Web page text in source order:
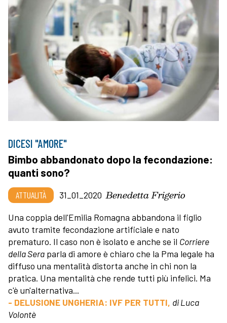
DICESI "AMORE"
Bimbo abbandonato dopo la fecondazione:
quanti sono?
ATTUALITÀ 31_01_2020 Benedetta Frigerio
Una coppia dell'Emilia Romagna abbandona il figlio
avuto tramite fecondazione artificiale e nato
prematuro. Il caso non è isolato e anche se il Corriere
della Sera parla di amore è chiaro che la Pma legale ha
diffuso una mentalità distorta anche in chi non la
pratica. Una mentalità che rende tutti più infelici. Ma
c'è un'alternativa...
- DELUSIONE UNGHERIA: IVF PER TUTTI, di Luca
Volontè